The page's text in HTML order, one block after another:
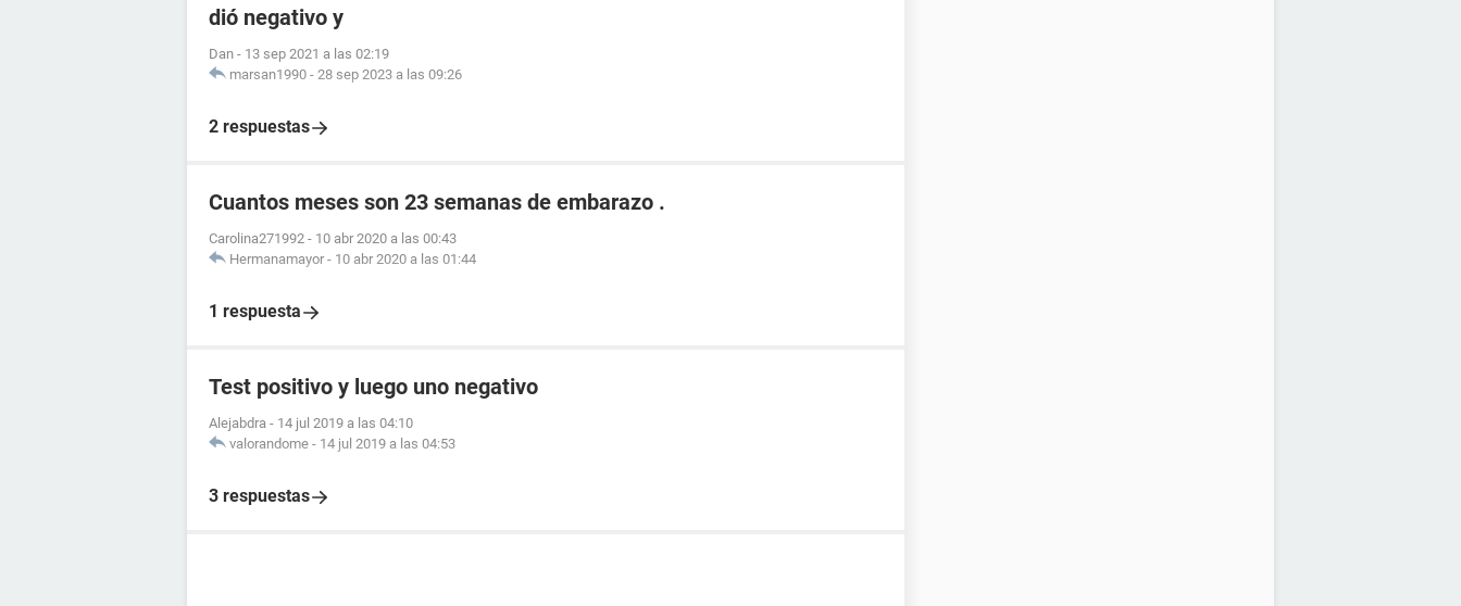
dió negativo y
Dan - 13 sep 2021 a las 02:19
marsan1990 - 28 sep 2023 a las 09:26
2 respuestas
Cuantos meses son 23 semanas de embarazo .
Carolina271992 - 10 abr 2020 a las 00:43
Hermanamayor - 10 abr 2020 a las 01:44
1 respuesta
Test positivo y luego uno negativo
Alejabdra - 14 jul 2019 a las 04:10
valorandome - 14 jul 2019 a las 04:53
3 respuestas